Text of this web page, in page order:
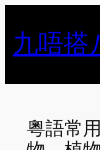
容
九唔搭
粵語常